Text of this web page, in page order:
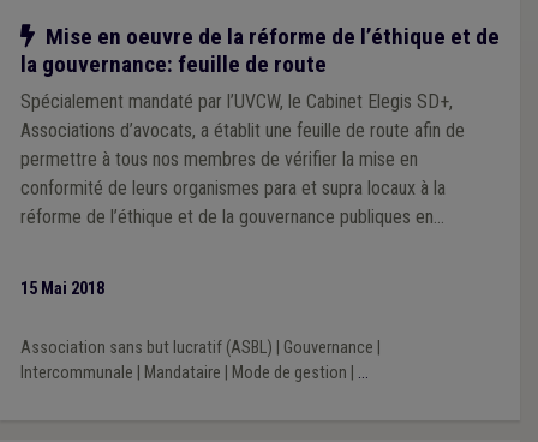
Notre action
Mise en oeuvre de la réforme de l’éthique et de
la gouvernance: feuille de route
Spécialement mandaté par l’UVCW, le Cabinet Elegis SD+,
Associations d’avocats, a établit une feuille de route afin de
permettre à tous nos membres de vérifier la mise en
conformité de leurs organismes para et supra locaux à la
réforme de l’éthique et de la gouvernance publiques en
15 Mai 2018
Association sans but lucratif (ASBL) Gouvernance
Intercommunale
Mandataire Mode de gestion ...